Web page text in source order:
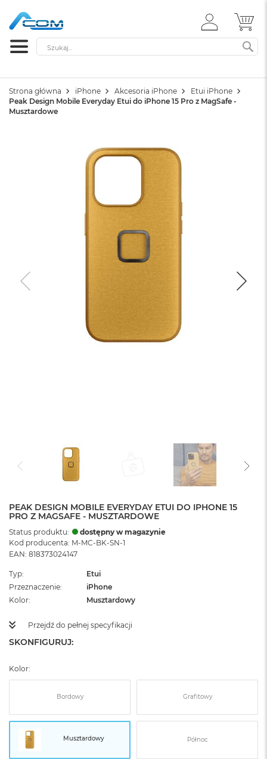
ZALOGUJ
SIĘ
Szukaj
Strona główna iPhone Akcesoria iPhone
Etui iPhone
Peak Design Mobile Everyday Etui do iPhone 15 Pro z MagSafe -
Musztardowe
PEAK DESIGN MOBILE EVERYDAY ETUI DO IPHONE 15
PRO Z MAGSAFE - MUSZTARDOWE
Status produktu:
dostępny w magazynie
Kod producenta: M-MC-BK-SN-1
EAN: 818373024147
Typ
Etui
Przeznaczenie
iPhone
Kolor
Musztardowy
Przejdź do pełnej specyfikacji
SKONFIGURUJ:
Kolor:
Bordowy Grafitowy
Musztardowy Północ